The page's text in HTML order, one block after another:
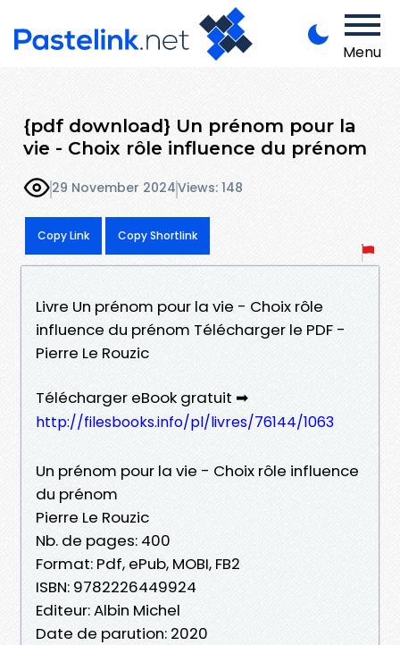
Menu
{pdf download} Un prénom pour la
vie - Choix rôle influence du prénom
29 November 2024Views: 148
Copy Link Copy Shortlink
Livre Un prénom pour la vie - Choix rôle
influence du prénom Télécharger le PDF -
Pierre Le Rouzic
Télécharger eBook gratuit ➡
http://filesbooks.info/pl/livres/76144/1063
Un prénom pour la vie - Choix rôle influence
du prénom
Pierre Le Rouzic
Nb. de pages: 400
Format: Pdf, ePub, MOBI, FB2
ISBN: 9782226449924
Editeur: Albin Michel
Date de parution: 2020